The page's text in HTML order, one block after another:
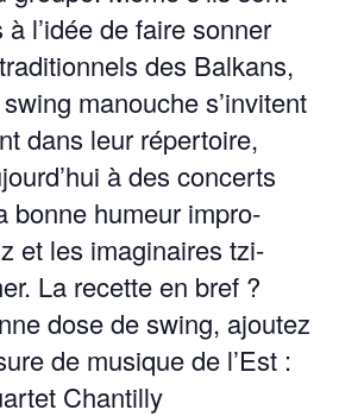
l’idée de faire son­ner
des Balka­ns,
manouche s’invitent
dans leur réper­toire,
à des con­certs
bonne humeur impro­
et les imag­i­naires tzi­
La recette en bref ?
dose de swing, ajoutez
de musique de l’Est :
Chantilly